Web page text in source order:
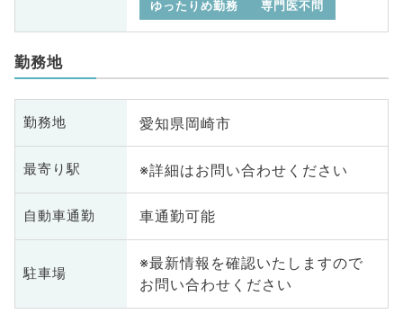
ゆったりめ勤務
専門医不問
勤務地
勤務地 愛知県岡崎市
最寄り駅 ※詳細はお問い合わせください
自動車通勤 車通勤可能
駐車場
※最新情報を確認いたしますので
お問い合わせください